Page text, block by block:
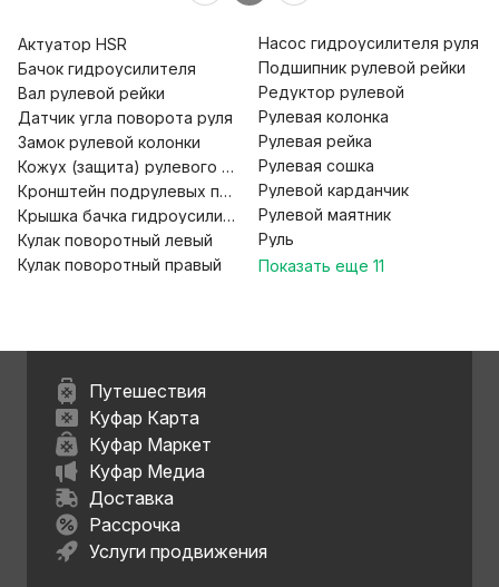
Актуатор HSR
Бачок гидроусилителя
Вал рулевой рейки
Датчик угла поворота руля
Замок рулевой колонки
Кожух (защита) рулевого механизма
Кронштейн подрулевых переключателей
Крышка бачка гидроусилителя
Кулак поворотный левый
Кулак поворотный правый
Насос гидроусилителя руля
Подшипник рулевой рейки
Редуктор рулевой
Рулевая колонка
Рулевая рейка
Рулевая сошка
Рулевой карданчик
Рулевой маятник
Руль
Показать еще 11
Путешествия
Куфар Карта
Куфар Маркет
Куфар Медиа
Доставка
Рассрочка
Услуги продвижения